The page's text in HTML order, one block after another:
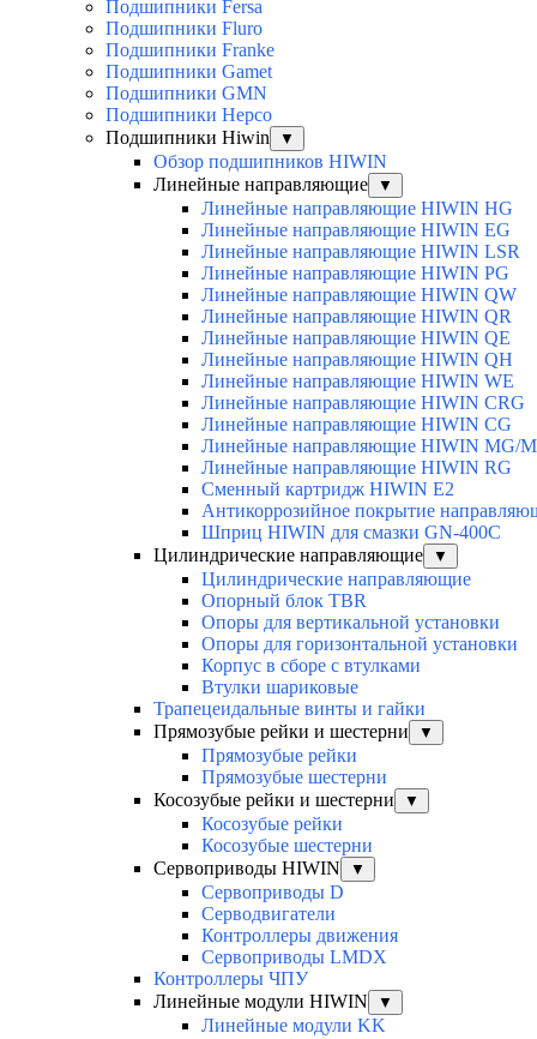
Подшипники Fersa
Подшипники Fluro
Подшипники Franke
Подшипники Gamet
Подшипники GMN
Подшипники Hepco
Подшипники Hiwin
▼
Обзор подшипников HIWIN
Линейные направляющие
▼
Линейные направляющие HIWIN HG
Линейные направляющие HIWIN EG
Линейные направляющие HIWIN LSR
Линейные направляющие HIWIN PG
Линейные направляющие HIWIN QW
Линейные направляющие HIWIN QR
Линейные направляющие HIWIN QE
Линейные направляющие HIWIN QH
Линейные направляющие HIWIN WE
Линейные направляющие HIWIN CRG
Линейные направляющие HIWIN CG
Линейные направляющие HIWIN MG/
Линейные направляющие HIWIN RG
Сменный картридж HIWIN E2
Антикоррозийное покрытие
Шприц HIWIN для смазки GN-400C
Цилиндрические направляющие
▼
Цилиндрические направляющие
Опорный блок TBR
Опоры для вертикальной установки
Опоры для горизонтальной установки
Корпус в сборе с втулками
Втулки шариковые
Трапецеидальные винты и гайки
Прямозубые рейки и шестерни
▼
Прямозубые рейки
Прямозубые шестерни
Косозубые рейки и шестерни
▼
Косозубые рейки
Косозубые шестерни
Сервоприводы HIWIN
▼
Сервоприводы D
Серводвигатели
Контроллеры движения
Сервоприводы LMDX
Контроллеры ЧПУ
Линейные модули HIWIN
▼
Линейные модули KK